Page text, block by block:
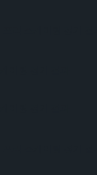
스케이팅 경기 결과
팅 경기 결과